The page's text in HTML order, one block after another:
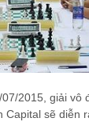
2015, giải vô
Capital sẽ diễn